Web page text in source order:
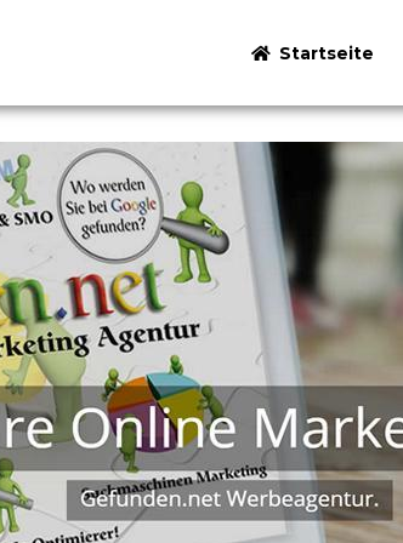
Startseite